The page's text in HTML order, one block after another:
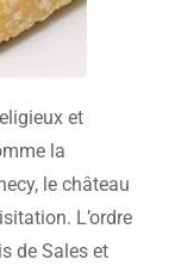
et
la
le château
L’ordre
de Sales et